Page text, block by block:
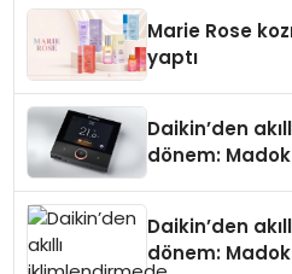
Marie Rose
yaptı
Daikin’den
dönem:
Daikin’den
dönem: